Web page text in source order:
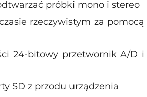
próbki mono i stereo
rzeczywistym za pomocą
24-bitowy przetwornik A/D i
SD z przodu urządzenia